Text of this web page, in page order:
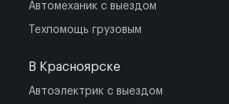
Автомеханик с выездом
Техпомощь грузовым
В Красноярске
Автоэлектрик с выездом